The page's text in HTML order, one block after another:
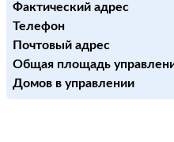
Фактический адрес
Телефон
Почтовый адрес
Общая площадь
Домов в управлении